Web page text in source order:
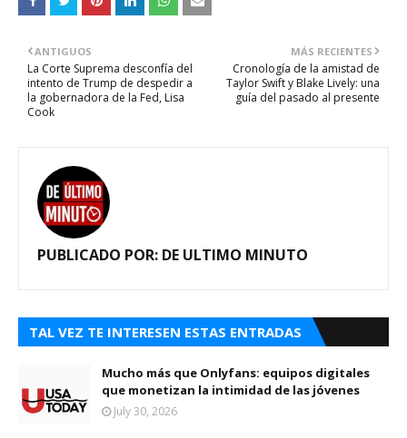
MÁS RECIENTES
Cronología de la amistad de
Taylor Swift y Blake Lively: una
guía del pasado al presente
ANTIGUOS
La Corte Suprema desconfía del
intento de Trump de despedir a
la gobernadora de la Fed, Lisa
Cook
PUBLICADO POR: DE ULTIMO MINUTO
TAL VEZ TE INTERESEN ESTAS ENTRADAS
Mucho más que Onlyfans: equipos digitales
que monetizan la intimidad de las jóvenes
July 30, 2026